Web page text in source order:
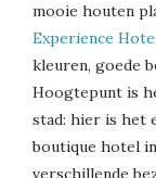
mooie houten
Experience
kleuren, goede
Hoogtepunt is
stad: hier is het
boutique hotel
verschillende